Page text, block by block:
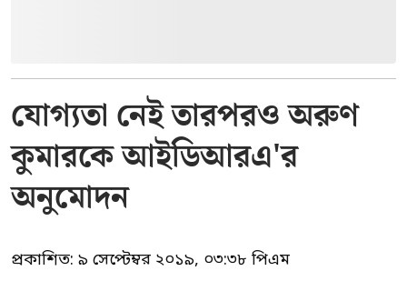
যোগ্যতা নেই তারপরও অরুণ
কুমারকে আইডিআরএ'র
অনুমোদন
প্রকাশিত: ৯ সেপ্টেম্বর ২০১৯, ০৩:৩৮ পিএম